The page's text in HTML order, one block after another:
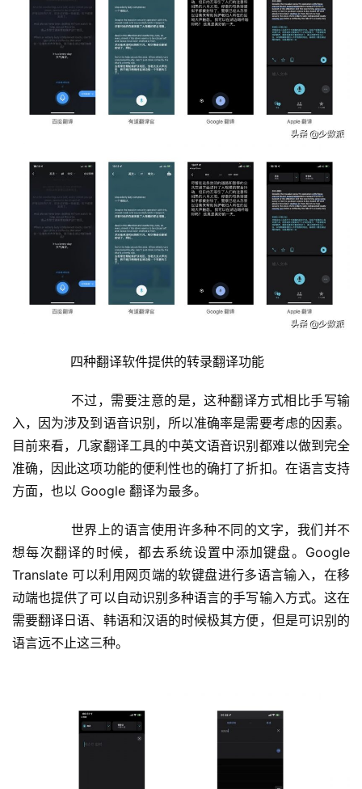
	  四种翻译软件提供的转录翻译功能
入，因为涉及到语音识别，所以准确率是需要考虑的因素。
目前来看，几家翻译工具的中英文语音识别都难以做到完全
准确，因此这项功能的便利性也的确打了折扣。在语言支持
方面，也以 Google 翻译为最多。
想每次翻译的时候，都去系统设置中添加键盘。Google
Translate 可以利用网页端的软键盘进行多语言输入，在移
动端也提供了可以自动识别多种语言的手写输入方式。这在
需要翻译日语、韩语和汉语的时候极其方便，但是可识别的
语言远不止这三种。